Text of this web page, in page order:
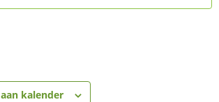
kalender